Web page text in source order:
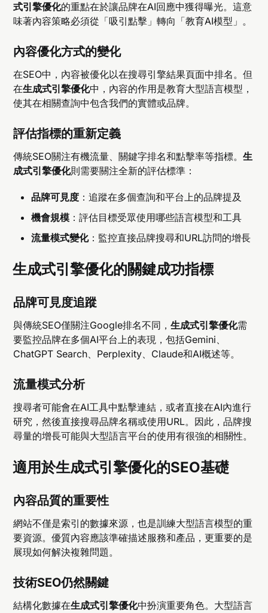
式引擎優化的重點在於讓品牌在AI回應中獲得曝光。這意
味著內容策略必須從「吸引點擊」轉向「教育AI模型」。
內容優化方式的變化
在SEO中，內容被優化以在搜尋引擎結果頁面中排名。但
在生成式引擎優化中，內容的作用是教育大型語言模型，
使其在相關查詢中包含我們的實體或品牌。
評估指標的重新定義
傳統SEO關注有機流量、關鍵字排名和點擊率等指標。生
成式引擎優化則需要關注全新的評估標準：
品牌可見度 ：追蹤在多個查詢和平台上的品牌提及
機會規模 ：評估目標受眾使用哪些語言模型和工具
流量模式變化：監控直接品牌搜尋和URL訪問的增長
生成式引擎優化的關鍵成功指標
品牌可見度追蹤
與傳統SEO僅關注Google排名不同，生成式引擎優化需
要監控品牌在多個AI平台上的表現，包括Gemini、
ChatGPT Search、Perplexity、Claude和AI概述等。
流量模式分析
搜尋者可能會在AI工具中點擊連結，或者直接在AI內進行
研究，然後直接搜尋品牌名稱或使用URL。因此，品牌搜
尋量的增長可能與大型語言平台的使用有很強的相關性。
適用於生成式引擎優化的SEO基礎
內容品質的重要性
網站不僅是索引的數據來源，也是訓練大型語言模型的重
要資源。優質內容應該準確描述服務和產品，更重要的是
展現如何解決複雜問題。
技術SEO仍然關鍵
結構化數據在生成式引擎優化中扮演重要角色。大型語言